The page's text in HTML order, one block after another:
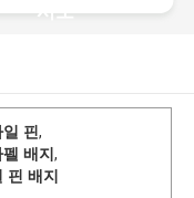
시오
일 핀,
펠 배지,
핀 배지